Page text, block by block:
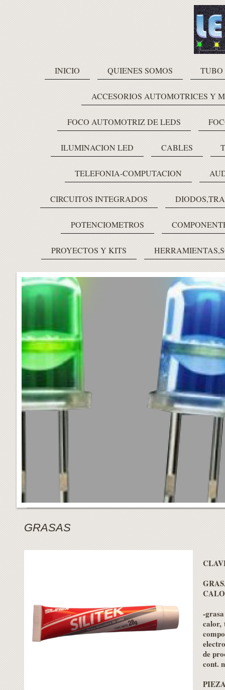
INICIO QUIENES SOMOS TUBO
ACCESORIOS AUTOMOTRICES Y
FOCO AUTOMOTRIZ DE LEDS
ILUMINACION LED CABLES
TELEFONIA-COMPUTACION
CIRCUITOS INTEGRADOS
POTENCIOMETROS
PROYECTOS Y KITS
GRASAS
-
calor,
de
cont.